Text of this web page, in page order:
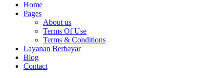
Home
Pages
About us
Terms Of Use
Terms & Conditions
Layanan Berbayar
Blog
Contact